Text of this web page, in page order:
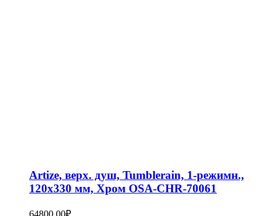
Artize, верх. душ, Tumblerain, 1-режимн.,
120х330 мм, Хром OSA-CHR-70061
64800,00₽